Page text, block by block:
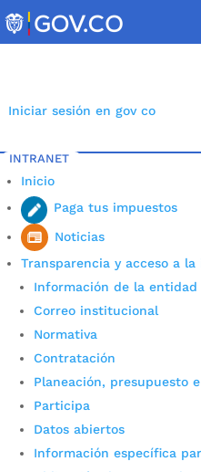
to
content
Iniciar sesión en gov co
INTRANET
Inicio
Paga tus impuestos
Noticias
Transparencia y acceso a
Información de la entidad
Correo institucional
Normativa
Contratación
Planeación, presupuesto
Participa
Datos abiertos
Información específica
Colegios
el tercer lugar
nacional en